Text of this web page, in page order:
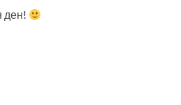
ден!